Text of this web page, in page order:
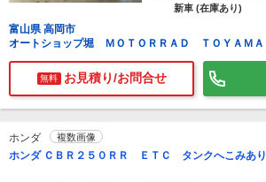
新車 (在庫あり)
富山県 高岡市
オートショップ堀 ＭＯＴＯＲＲＡＤ ＴＯＹＡＭＡ
無料 お見積り/お問合せ
ホンダ 複数画像
ホンダ ＣＢＲ２５０ＲＲ ＥＴＣ タンクへこみあり